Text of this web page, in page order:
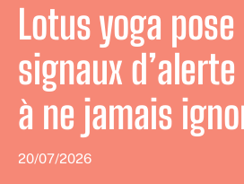
Lotus yoga
signaux
à ne jamais
20/07/2026